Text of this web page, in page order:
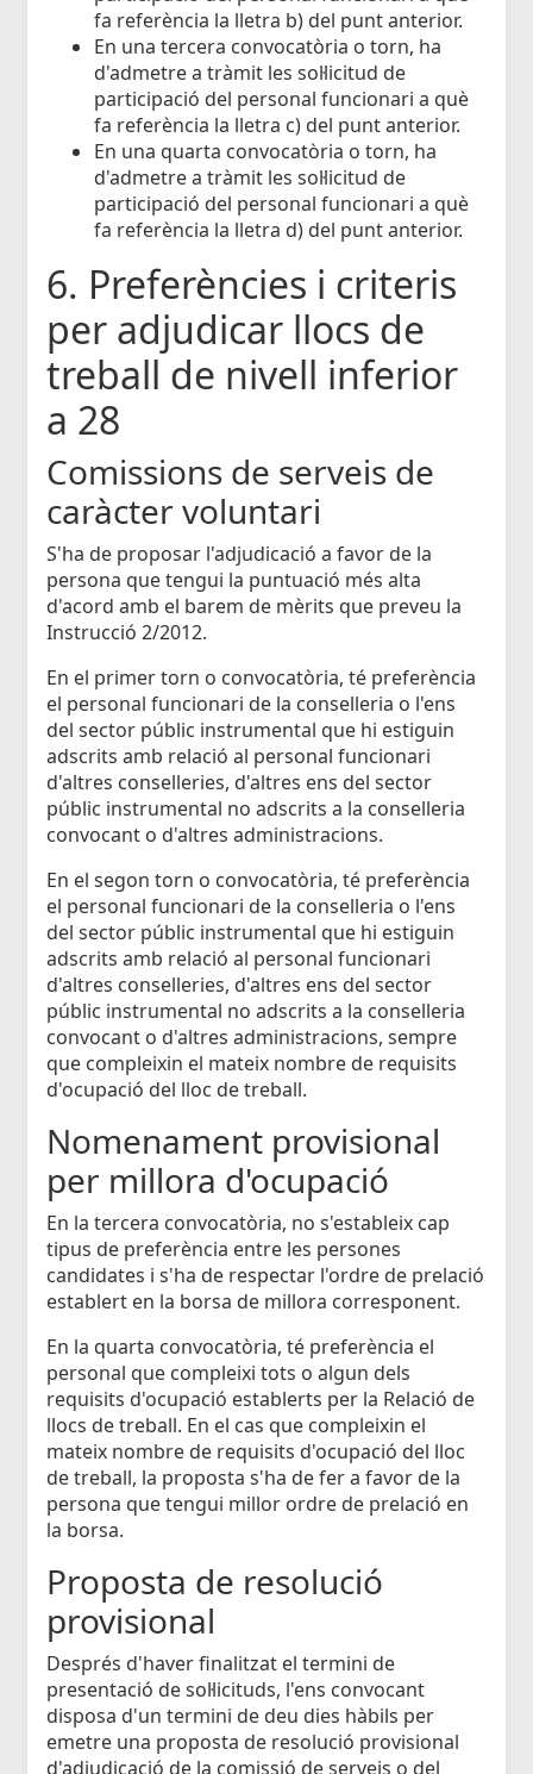
fa referència la lletra b) del punt anterior.
En una tercera convocatòria o torn, ha
d'admetre a tràmit les sol·licitud de
participació del personal funcionari a què
fa referència la lletra c) del punt anterior.
En una quarta convocatòria o torn, ha
d'admetre a tràmit les sol·licitud de
participació del personal funcionari a què
fa referència la lletra d) del punt anterior.
6. Preferències i criteris
per adjudicar llocs de
treball de nivell inferior
a 28
Comissions de serveis de
caràcter voluntari
S'ha de proposar l'adjudicació a favor de la
persona que tengui la puntuació més alta
d'acord amb el barem de mèrits que preveu la
Instrucció 2/2012.
En el primer torn o convocatòria, té preferència
el personal funcionari de la conselleria o l'ens
del sector públic instrumental que hi estiguin
adscrits amb relació al personal funcionari
d'altres conselleries, d'altres ens del sector
públic instrumental no adscrits a la conselleria
convocant o d'altres administracions.
En el segon torn o convocatòria, té preferència
el personal funcionari de la conselleria o l'ens
del sector públic instrumental que hi estiguin
adscrits amb relació al personal funcionari
d'altres conselleries, d'altres ens del sector
públic instrumental no adscrits a la conselleria
convocant o d'altres administracions, sempre
que compleixin el mateix nombre de requisits
d'ocupació del lloc de treball.
Nomenament provisional
per millora d'ocupació
En la tercera convocatòria, no s'estableix cap
tipus de preferència entre les persones
candidates i s'ha de respectar l'ordre de prelació
establert en la borsa de millora corresponent.
En la quarta convocatòria, té preferència el
personal que compleixi tots o algun dels
requisits d'ocupació establerts per la Relació de
llocs de treball. En el cas que compleixin el
mateix nombre de requisits d'ocupació del lloc
de treball, la proposta s'ha de fer a favor de la
persona que tengui millor ordre de prelació en
la borsa.
Proposta de resolució
provisional
Després d'haver finalitzat el termini de
presentació de sol·licituds, l'ens convocant
disposa d'un termini de deu dies hàbils per
emetre una proposta de resolució provisional
d'adjudicació de la comissió de serveis o del